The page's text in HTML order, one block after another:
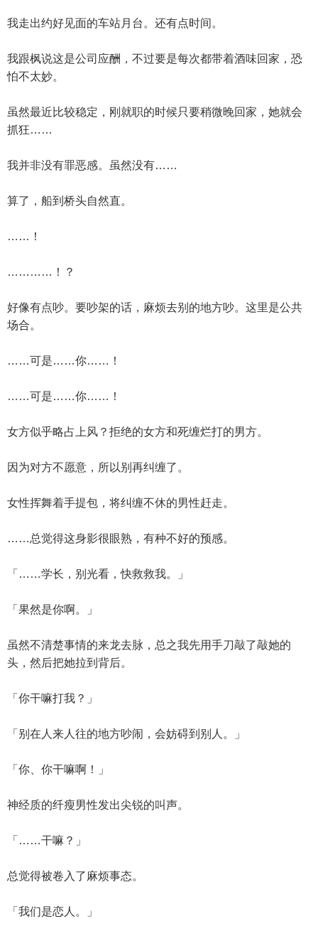
我走出约好见面的车站月台。还有点时间。
我跟枫说这是公司应酬，不过要是每次都带着酒味回家，恐
怕不太妙。
虽然最近比较稳定，刚就职的时候只要稍微晚回家，她就会
抓狂……
我并非没有罪恶感。虽然没有……
算了，船到桥头自然直。
……！
…………！？
好像有点吵。要吵架的话，麻烦去别的地方吵。这里是公共
场合。
……可是……你……！
……可是……你……！
女方似乎略占上风？拒绝的女方和死缠烂打的男方。
因为对方不愿意，所以别再纠缠了。
女性挥舞着手提包，将纠缠不休的男性赶走。
……总觉得这身影很眼熟，有种不好的预感。
「……学长，别光看，快救救我。」
「果然是你啊。」
虽然不清楚事情的来龙去脉，总之我先用手刀敲了敲她的
头，然后把她拉到背后。
「你干嘛打我？」
「别在人来人往的地方吵闹，会妨碍到别人。」
「你、你干嘛啊！」
神经质的纤瘦男性发出尖锐的叫声。
「……干嘛？」
总觉得被卷入了麻烦事态。
「我们是恋人。」